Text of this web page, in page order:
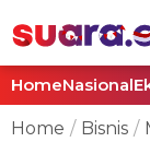
HomeNasional
Home Bisnis